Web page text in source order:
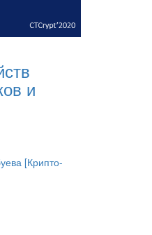
и
[Крипто-